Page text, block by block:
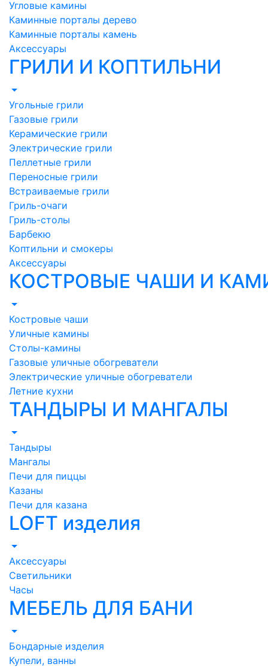
Угловые камины
Каминные порталы дерево
Каминные порталы камень
Аксессуары
ГРИЛИ И КОПТИЛЬНИ
Угольные грили
Газовые грили
Керамические грили
Электрические грили
Пеллетные грили
Переносные грили
Встраиваемые грили
Гриль-очаги
Гриль-столы
Барбекю
Коптильни и смокеры
Аксессуары
КОСТРОВЫЕ ЧАШИ И
Костровые чаши
Уличные камины
Столы-камины
Газовые уличные обогреватели
Электрические уличные обогреватели
Летние кухни
ТАНДЫРЫ И МАНГАЛЫ
Тандыры
Мангалы
Печи для пиццы
Казаны
Печи для казана
LOFT изделия
Аксессуары
Светильники
Часы
МЕБЕЛЬ ДЛЯ БАНИ
Бондарные изделия
Купели, ванны